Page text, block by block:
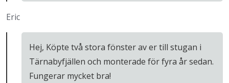
Eric
Hej, Köpte två stora fönster av er till stugan i
Tärnabyfjällen och monterade för fyra år sedan.
Fungerar mycket bra!